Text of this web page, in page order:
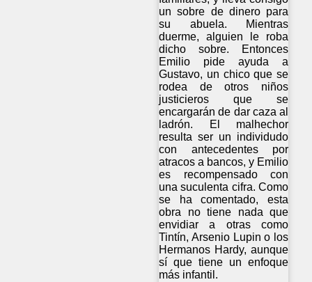
un sobre de dinero para
su abuela. Mientras
duerme, alguien le roba
dicho sobre. Entonces
Emilio pide ayuda a
Gustavo, un chico que se
rodea de otros niños
justicieros que se
encargarán de dar caza al
ladrón. El malhechor
resulta ser un individudo
con antecedentes por
atracos a bancos, y Emilio
es recompensado con
una suculenta cifra. Como
se ha comentado, esta
obra no tiene nada que
envidiar a otras como
Tintín, Arsenio Lupin o los
Hermanos Hardy, aunque
sí que tiene un enfoque
más infantil.